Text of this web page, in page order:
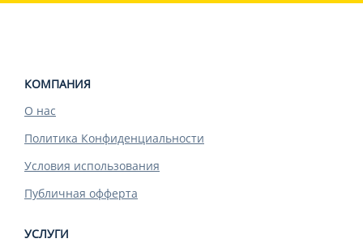
КОМПАНИЯ
О нас
Политика Конфиденциальности
Условия использования
Публичная офферта
УСЛУГИ